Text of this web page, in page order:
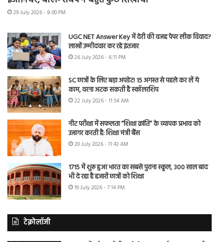
29 July 2026 - 8:00 PM
UGC NET Answer Key में देरी की वजह पेपर लीक विवाद?
लाखों उम्मीदवार कर रहे इंतजार
26 July 2026 - 6:11 PM
SC छात्रों के लिए बड़ा अपडेट! 15 अगस्त से पहले कर लें ये
काम, वरना अटक सकती है स्कॉलरशिप
22 July 2026 - 11:54 AM
नीट परीक्षा में सफलता “शिक्षा क्रांति” के व्यापक प्रभाव को
उजागर करती है: शिक्षा मंत्री बैंस
20 July 2026 - 11:43 AM
1715 में शुरू हुआ भारत का सबसे पुराना स्कूल, 300 साल बाद
भी दे रहा है हजारों छात्रों को शिक्षा
19 July 2026 - 7:14 PM
टेक्नोलॉजी